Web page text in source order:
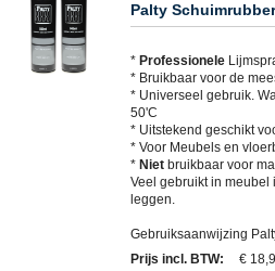
Palty
* Professionele
* Bruikbaar voor de
* Universeel gebruik.
50'C
* Uitstekend geschikt
* Voor Meubels en
* Niet bruikbaar voor
Veel gebruikt in
leggen.
Gebruiksaanwijzing
Prijs incl. BTW:
€